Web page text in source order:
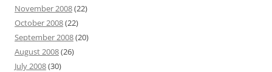
November 2008(22)
October 2008(22)
September 2008(20)
August 2008(26)
July 2008(30)